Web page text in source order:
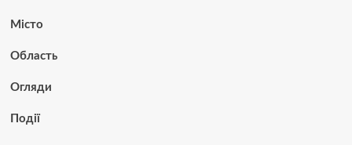
Місто
Область
Огляди
Події